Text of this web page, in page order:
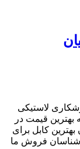
کابل، نمایندگی فروش کابل 16 جوشکاری لاستیکی
قیمت در
کابل برای
فروش ما